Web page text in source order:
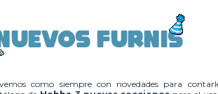
como siempre con novedades para